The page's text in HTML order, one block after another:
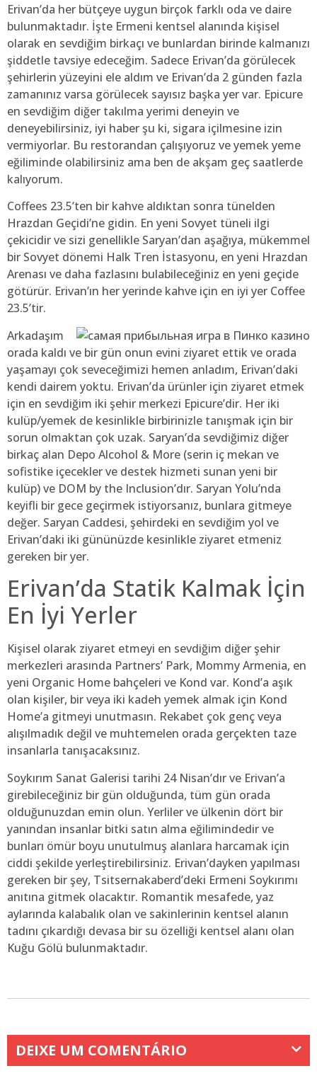
Erivan’da her bütçeye uygun birçok farklı oda ve daire
bulunmaktadır. İşte Ermeni kentsel alanında kişisel
olarak en sevdiğim birkaçı ve bunlardan birinde kalmanızı
şiddetle tavsiye edeceğim. Sadece Erivan’da görülecek
şehirlerin yüzeyini ele aldım ve Erivan’da 2 günden fazla
zamanınız varsa görülecek sayısız başka yer var. Epicure
en sevdiğim diğer takılma yerimi deneyin ve
deneyebilirsiniz, iyi haber şu ki, sigara içilmesine izin
vermiyorlar. Bu restorandan çalışıyoruz ve yemek yeme
eğiliminde olabilirsiniz ama ben de akşam geç saatlerde
kalıyorum.
Coffees 23.5’ten bir kahve aldıktan sonra tünelden
Hrazdan Geçidi’ne gidin. En yeni Sovyet tüneli ilgi
çekicidir ve sizi genellikle Saryan’dan aşağıya, mükemmel
bir Sovyet dönemi Halk Tren İstasyonu, en yeni Hrazdan
Arenası ve daha fazlasını bulabileceğiniz en yeni geçide
götürür. Erivan’ın her yerinde kahve için en iyi yer Coffee
23.5’tir.
Arkadaşım
orada kaldı ve bir gün onun evini ziyaret ettik ve orada
yaşamayı çok seveceğimizi hemen anladım, Erivan’daki
kendi dairem yoktu. Erivan’da ürünler için ziyaret etmek
için en sevdiğim iki şehir merkezi Epicure’dir. Her iki
kulüp/yemek de kesinlikle birbirinizle tanışmak için bir
sorun olmaktan çok uzak. Saryan’da sevdiğimiz diğer
birkaç alan Depo Alcohol & More (serin iç mekan ve
sofistike içecekler ve destek hizmeti sunan yeni bir
kulüp) ve DOM by the Inclusion’dır. Saryan Yolu’nda
keyifli bir gece geçirmek istiyorsanız, bunlara gitmeye
değer. Saryan Caddesi, şehirdeki en sevdiğim yol ve
Erivan’daki iki gününüzde kesinlikle ziyaret etmeniz
gereken bir yer.
Erivan’da Statik Kalmak İçin
En İyi Yerler
Kişisel olarak ziyaret etmeyi en sevdiğim diğer şehir
merkezleri arasında Partners’ Park, Mommy Armenia, en
yeni Organic Home bahçeleri ve Kond var. Kond’a aşık
olan kişiler, bir veya iki kadeh yemek almak için Kond
Home’a ​​gitmeyi unutmasın. Rekabet çok genç veya
alışılmadık değil ve muhtemelen orada gerçekten taze
insanlarla tanışacaksınız.
Soykırım Sanat Galerisi tarihi 24 Nisan’dır ve Erivan’a
girebileceğiniz bir gün olduğunda, tüm gün orada
olduğunuzdan emin olun. Yerliler ve ülkenin dört bir
yanından insanlar bitki satın alma eğilimindedir ve
bunları ömür boyu unutulmuş alanlara harcamak için
ciddi şekilde yerleştirebilirsiniz. Erivan’dayken yapılması
gereken bir şey, Tsitsernakaberd’deki Ermeni Soykırımı
anıtına gitmek olacaktır. Romantik mesafede, yaz
aylarında kalabalık olan ve sakinlerinin kentsel alanın
tadını çıkardığı devasa bir su özelliği kentsel alanı olan
Kuğu Gölü bulunmaktadır.
DEIXE UM COMENTÁRIO